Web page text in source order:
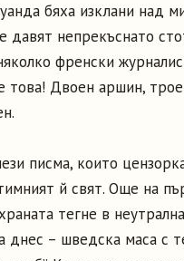
бяха изклани над
давят непрекъснато
френски
това! Двоен аршин,
писма, които
й свят. Още на
тегне в
днес – шведска маса с